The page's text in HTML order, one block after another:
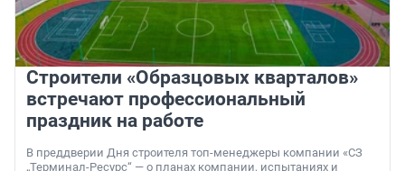
Строители «Образцовых кварталов»
встречают профессиональный
праздник на работе
В преддверии Дня строителя топ-менеджеры компании «СЗ
„Терминал-Ресурс“ — о планах компании, испытаниях и